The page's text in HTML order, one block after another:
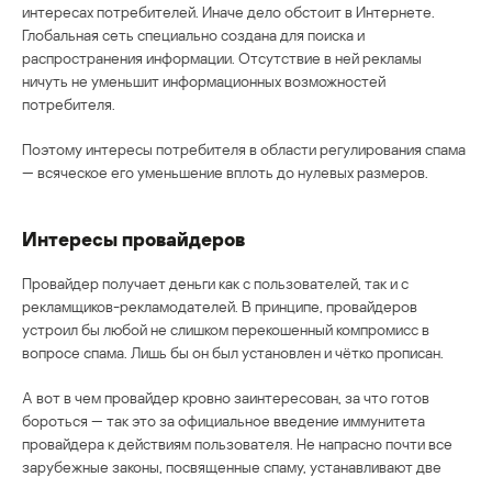
интересах потребителей. Иначе дело обстоит в Интернете.
Глобальная сеть специально создана для поиска и
распространения информации. Отсутствие в ней рекламы
ничуть не уменьшит информационных возможностей
потребителя.
Поэтому интересы потребителя в области регулирования спама
— всяческое его уменьшение вплоть до нулевых размеров.
Интересы провайдеров
Провайдер получает деньги как с пользователей, так и с
рекламщиков-рекламодателей. В принципе, провайдеров
устроил бы любой не слишком перекошенный компромисс в
вопросе спама. Лишь бы он был установлен и чётко прописан.
А вот в чем провайдер кровно заинтересован, за что готов
бороться — так это за официальное введение иммунитета
провайдера к действиям пользователя. Не напрасно почти все
зарубежные законы, посвященные спаму, устанавливают две